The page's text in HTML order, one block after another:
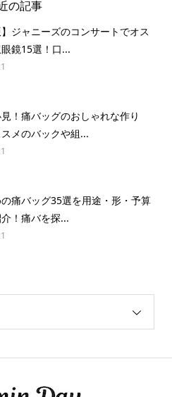
の記事
】ジャニーズのコンサートでオス
鏡15選！口...
！痛バッグのおしゃれな作り
メのバックや組...
痛バッグ35選を用途・形・予算
！痛バを探...